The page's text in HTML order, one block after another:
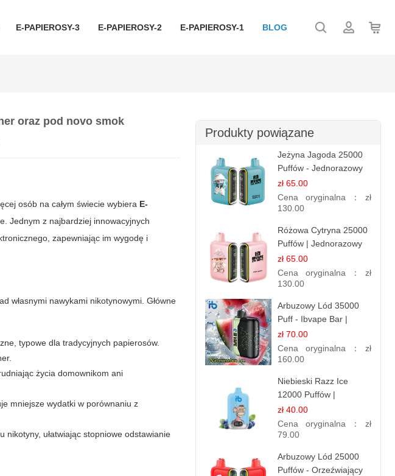
E-PAPIEROSY-3 E-PAPIEROSY-2 E-PAPIEROSY-1 BLOG
oraz pod novo smok
osób na całym świecie wybiera E-
Jednym z najbardziej innowacyjnych
zapewniając im wygodę i
własnymi nawykami nikotynowymi. Główne
typowe dla tradycyjnych papierosów.
życia domownikom ani
mniejsze wydatki w porównaniu z
ułatwiając stopniowe odstawianie
Produkty powiązane
Jeżyna Jagoda 25000
Puffów - Jednorazowy
E-papierosy | Smak
Leśnych Owoców
zł 65.00
Cena oryginalna： zł
130.00
Różowa Cytryna 25000
Puffów | Jednorazowy
E-papieros
zł 65.00
Cena oryginalna： zł
130.00
Arbuzowy Lód 35000
Puff - Ibvape Bar |
Orzeźwiający E-
papieros Jednorazowy
zł 70.00
Cena oryginalna： zł
160.00
Niebieski Razz Ice
12000 Puffów |
Jednorazowy E-
papieros | Jagodowy
Chłód
zł 40.00
Cena oryginalna： zł
79.00
Arbuzowy Lód 25000
Puffów - Orzeźwiający